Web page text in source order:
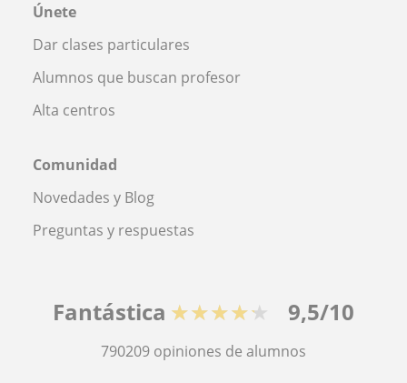
Únete
Dar clases particulares
Alumnos que buscan profesor
Alta centros
Comunidad
Novedades y Blog
Preguntas y respuestas
Fantástica ★★★★★ 9,5/10
790209 opiniones de alumnos